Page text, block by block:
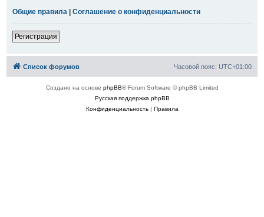
Общие правила | Соглашение о конфиденциальности
Регистрация
Список форумов Часовой пояс: UTC+01:00
Создано на основе phpBB® Forum Software © phpBB Limited
Русская поддержка phpBB
Конфиденциальность| Правила